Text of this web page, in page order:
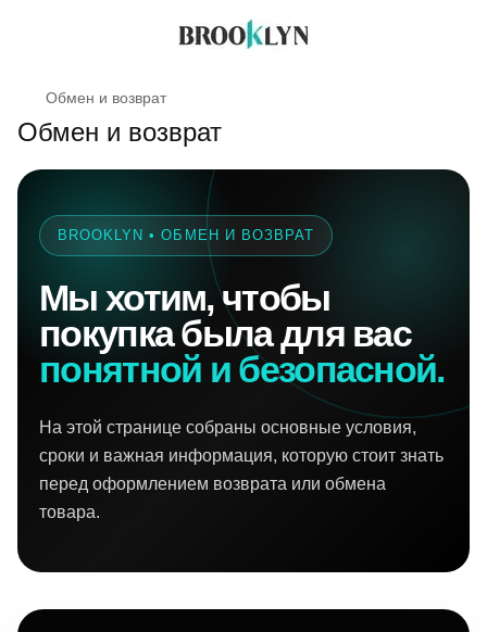
Обмен и возврат
Обмен и возврат
BROOKLYN • ОБМЕН И ВОЗВРАТ
Мы хотим, чтобы
покупка была для вас
понятной и безопасной.
На этой странице собраны основные условия,
сроки и важная информация, которую стоит знать
перед оформлением возврата или обмена
товара.